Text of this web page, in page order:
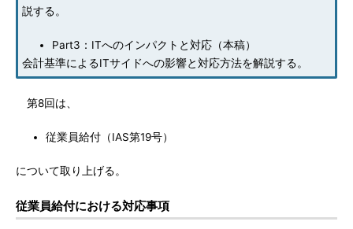
説する。
Part3：ITへのインパクトと対応（本稿）
会計基準によるITサイドへの影響と対応方法を解説する。
第8回は、
従業員給付（IAS第19号）
について取り上げる。
従業員給付における対応事項